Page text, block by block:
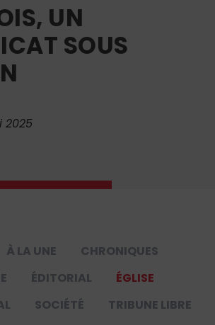
UN
SOUS
2025
À LA UNE
CHRONIQUES
ÉDITORIAL
ÉGLISE
SOCIÉTÉ TRIBUNE LIBRE